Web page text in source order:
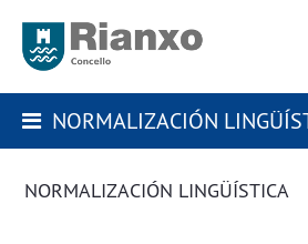
NORMALIZACIÓN
NORMALIZACIÓN LINGÜÍSTICA